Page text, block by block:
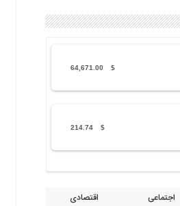
$
64,671.00
$
214.74
اجتماعی اقتصادی